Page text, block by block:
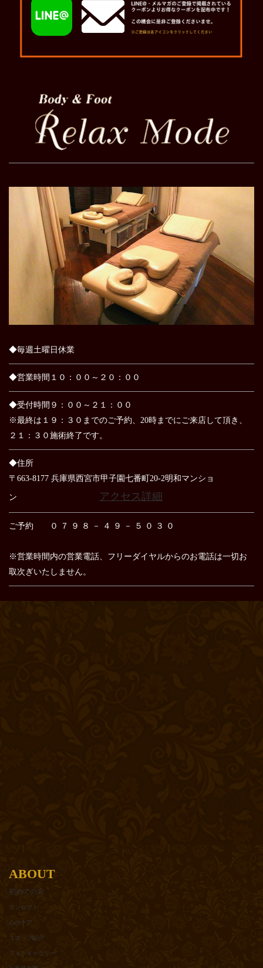
◆毎週土曜日休業
◆営業時間１０：００～２０：００
◆受付時間９：００～２１：００
※最終は１９：３０までのご予約、20時までにご来店して頂き、
２１：３０施術終了です。
◆住所
〒663-8177 兵庫県西宮市甲子園七番町20-2明和マンショ
ン アクセス詳細
ご予約 ０ ７ ９ ８ － ４ ９ － ５ ０ ３ ０
※営業時間内の営業電話、フリーダイヤルからのお電話は一切お
取次ぎいたしません。
ABOUT
初めての方
コンセプト
心のケア
スタッフ紹介
フォトギャラリー